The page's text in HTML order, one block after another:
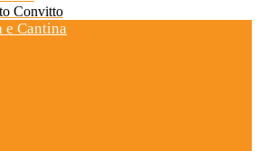
Convitto
e Cantina